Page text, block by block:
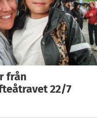
från
22/7